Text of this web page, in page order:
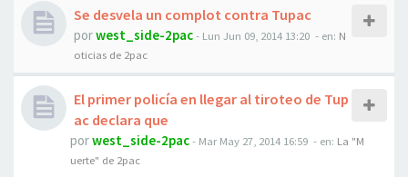
Se desvela un complot contra Tupac
porwest_side-2pac- Lun Jun 09, 2014 13:20 - en: N
oticias de 2pac
El primer policía en llegar al tiroteo de Tup
ac declara que
porwest_side-2pac- Mar May 27, 2014 16:59 - en: La "M
uerte" de 2pac